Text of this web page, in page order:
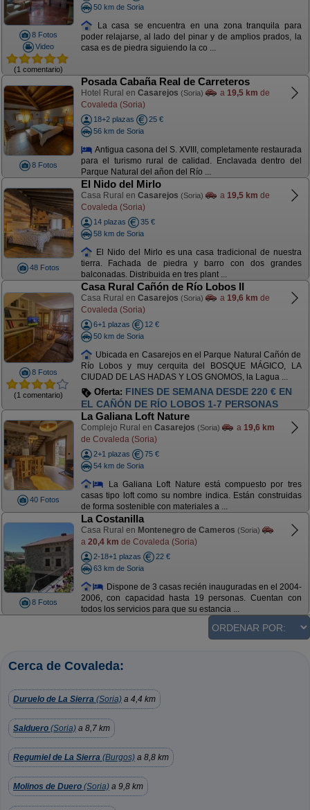
8 Fotos
Video
(1 comentario)
50 km de Soria
La casa se encuentra en una zona tranquila para
poder relajarse, al lado del pinar y de amplios prados, la
casa es de piedra siguiendo la co ...
8 Fotos
Posada Cabaña Real de Carreteros
Hotel Rural en Casarejos (Soria) a 19,5 km de
Covaleda (Soria)
18+2 plazas
25 €
56 km de Soria
Antigua casona del S. XVIII, completamente restaurada
para el turismo rural de calidad. Enclavada dentro del
Parque Natural del añon del Río ...
48 Fotos
El Nido del Mirlo
Casa Rural en Casarejos (Soria) a 19,5 km de
Covaleda (Soria)
14 plazas
35 €
58 km de Soria
El Nido del Mirlo es una casa tradicional de nuestra
tierra. Fachada de piedra y barro con dos grandes
balconadas. Distribuida en tres plant ...
8 Fotos
(1 comentario)
Casa Rural Cañón de Río Lobos II
Casa Rural en Casarejos (Soria) a 19,6 km de
Covaleda (Soria)
6+1 plazas
12 €
50 km de Soria
Ubicada en Casarejos en el Parque Natural Cañón de
Río Lobos y muy cerquita del BOSQUE MÁGICO, LA
CIUDAD DE LAS HADAS Y LOS GNOMOS, la Lagua ...
Oferta: FINES DE SEMANA DESDE 220 € EN
EL CAÑÓN DE RÍO LOBOS 1-7 PERSONAS
40 Fotos
La Galiana Loft Nature
Complejo Rural en Casarejos (Soria) a 19,6 km
de Covaleda (Soria)
2+1 plazas
75 €
54 km de Soria
La Galiana Loft Nature está compuesto por tres
casas tipo loft como su nombre indica. Están construidas
de forma sostenible con materiales a ...
8 Fotos
La Costanilla
Casa Rural en Montenegro de Cameros (Soria)
a 20,4 km de Covaleda (Soria)
2-18+1 plazas
22 €
63 km de Soria
Dispone de 3 casas recién inauguradas en el 2004-
2006, con capacidad hasta 19 personas. Cuentan con
todos los servicios para que su estancia ...
Cerca de Covaleda:
Duruelo de La Sierra (Soria) a 4,4 km
Salduero (Soria) a 8,7 km
Regumiel de La Sierra (Burgos) a 8,8 km
Molinos de Duero (Soria) a 9,8 km